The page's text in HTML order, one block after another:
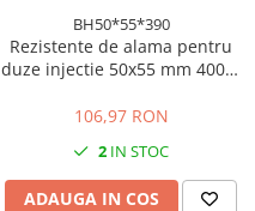
BH50*55*390
Rezistente de alama pentru
duze injectie 50x55 mm 400W
productie industriala
106,97 RON
2 IN STOC
ADAUGA IN COS